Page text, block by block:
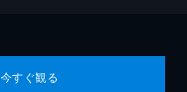
今すぐ観る